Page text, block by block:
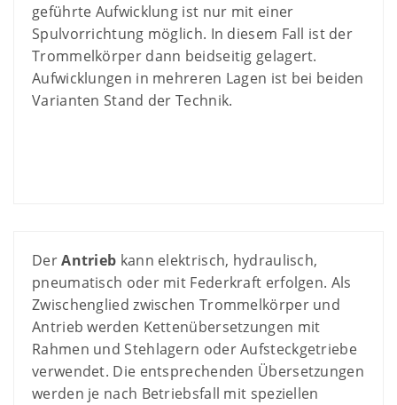
geführte Aufwicklung ist nur mit einer
Spulvorrichtung möglich. In diesem Fall ist der
Trommelkörper dann beidseitig gelagert.
Aufwicklungen in mehreren Lagen ist bei beiden
Varianten Stand der Technik.
DerAntrieb kann elektrisch, hydraulisch,
pneumatisch oder mit Federkraft erfolgen. Als
Zwischenglied zwischen Trommelkörper und
Antrieb werden Kettenübersetzungen mit
Rahmen und Stehlagern oder Aufsteckgetriebe
verwendet. Die entsprechenden Übersetzungen
werden je nach Betriebsfall mit speziellen